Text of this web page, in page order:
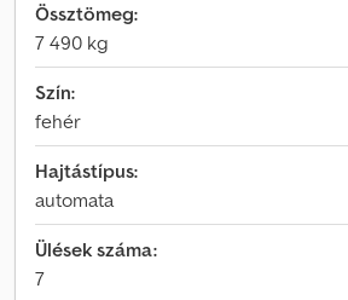
Össztömeg:
7 490 kg
Szín:
fehér
Hajtástípus:
automata
Ülések száma:
7